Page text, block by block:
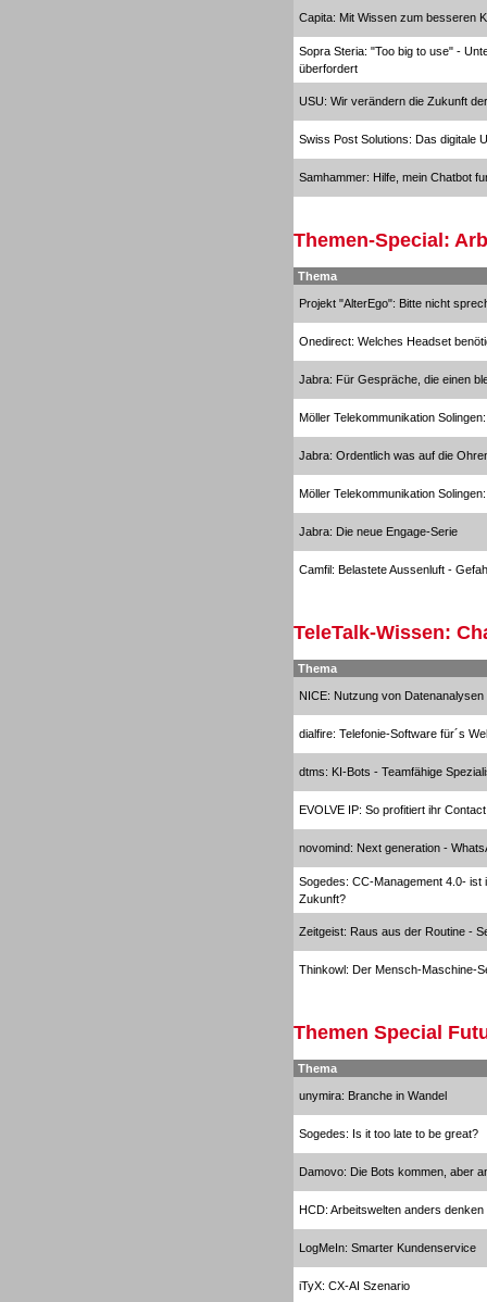
Capita: Mit Wissen zum besseren
Sopra Steria: "Too big to use" -
überfordert
USU: Wir verändern die Zukunft
Swiss Post Solutions: Das digitale
Samhammer: Hilfe, mein Chatbot
Themen-Special:
Thema
Projekt "AlterEgo": Bitte nicht
Onedirect: Welches Headset
Jabra: Für Gespräche, die einen
Möller Telekommunikation
Jabra: Ordentlich was auf die
Möller Telekommunikation
Jabra: Die neue Engage-Serie
Camfil: Belastete Aussenluft -
TeleTalk-Wissen:
Thema
NICE: Nutzung von
dialfire: Telefonie-Software für´s
dtms: KI-Bots - Teamfähige
EVOLVE IP: So profitiert ihr
novomind: Next generation -
Sogedes: CC-Management 4.0- ist
Zukunft?
Zeitgeist: Raus aus der Routine -
Thinkowl: Der Mensch-Maschine-
Themen Special
Thema
unymira: Branche in Wandel
Sogedes: Is it too late to be great?
Damovo: Die Bots kommen, aber
HCD: Arbeitswelten anders denken
LogMeIn: Smarter Kundenservice
iTyX: CX-AI Szenario